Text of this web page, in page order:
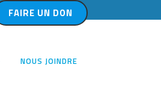
FAIRE UN DON
NOUS JOINDRE